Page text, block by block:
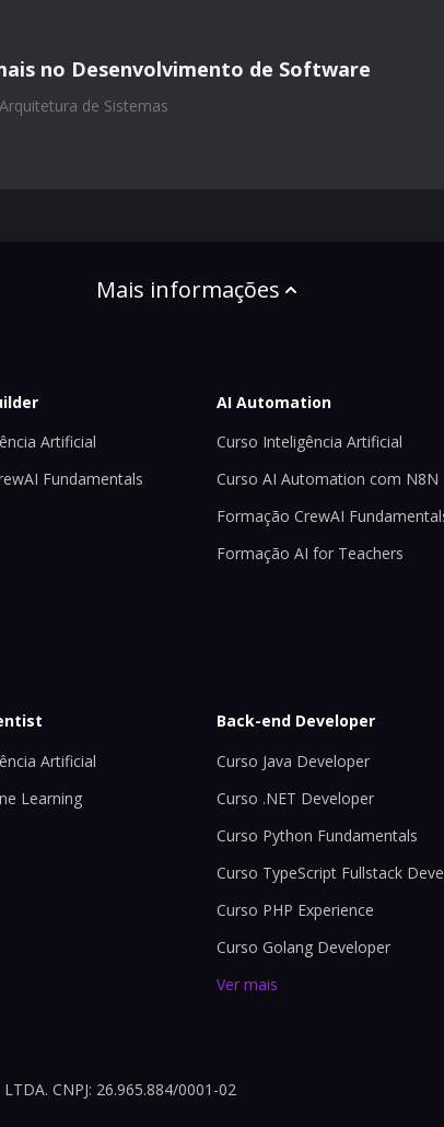
no Desenvolvimento de Software
Arquitetura de Sistemas
Mais informações
Artificial
Fundamentals
AI Automation
Curso Inteligência Artificial
Curso AI Automation com N8N
Formação CrewAI
Formação AI for Teachers
Artificial
Learning
Back-end Developer
Curso Java Developer
Curso .NET Developer
Curso Python Fundamentals
Curso TypeScript Fullstack
Curso PHP Experience
Curso Golang Developer
Ver mais
CNPJ: 26.965.884/0001-02